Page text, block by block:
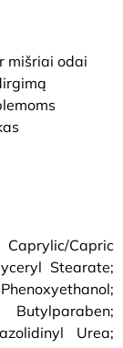
mišriai odai
Capric
Stearate;
Urea;